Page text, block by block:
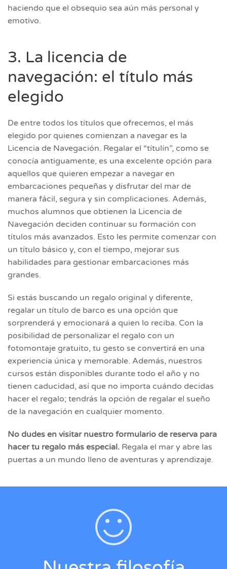
haciendo que el obsequio sea aún más personal y
emotivo.
3. La licencia de
navegación: el título más
elegido
De entre todos los títulos que ofrecemos, el más
elegido por quienes comienzan a navegar es la
Licencia de Navegación. Regalar el “títulín”, como se
conocía antiguamente, es una excelente opción para
aquellos que quieren empezar a navegar en
embarcaciones pequeñas y disfrutar del mar de
manera fácil, segura y sin complicaciones. Además,
muchos alumnos que obtienen la Licencia de
Navegación deciden continuar su formación con
títulos más avanzados. Esto les permite comenzar con
un título básico y, con el tiempo, mejorar sus
habilidades para gestionar embarcaciones más
grandes.
Si estás buscando un regalo original y diferente,
regalar un título de barco es una opción que
sorprenderá y emocionará a quien lo reciba. Con la
posibilidad de personalizar el regalo con un
fotomontaje gratuito, tu gesto se convertirá en una
experiencia única y memorable. Además, nuestros
cursos están disponibles durante todo el año y no
tienen caducidad, así que no importa cuándo decidas
hacer el regalo; tendrás la opción de regalar el sueño
de la navegación en cualquier momento.
No dudes en visitar nuestro formulario de reserva para
hacer tu regalo más especial. Regala el mar y abre las
puertas a un mundo lleno de aventuras y aprendizaje.